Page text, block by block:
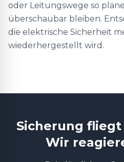
oder Leitungswege so
überschaubar bleiben.
die elektrische Sicherheit
wiederhergestellt wird.
Sicherung
Wir